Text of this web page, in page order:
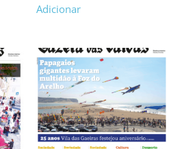
Adicionar